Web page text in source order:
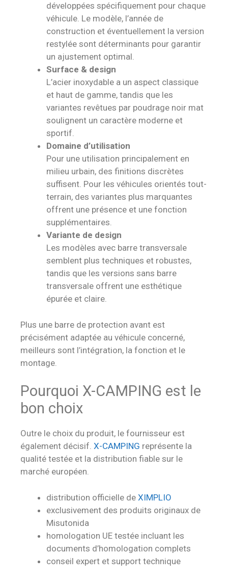
développées spécifiquement pour chaque
véhicule. Le modèle, l’année de
construction et éventuellement la version
restylée sont déterminants pour garantir
un ajustement optimal.
Surface & design
L’acier inoxydable a un aspect classique
et haut de gamme, tandis que les
variantes revêtues par poudrage noir mat
soulignent un caractère moderne et
sportif.
Domaine d’utilisation
Pour une utilisation principalement en
milieu urbain, des finitions discrètes
suffisent. Pour les véhicules orientés tout-
terrain, des variantes plus marquantes
offrent une présence et une fonction
supplémentaires.
Variante de design
Les modèles avec barre transversale
semblent plus techniques et robustes,
tandis que les versions sans barre
transversale offrent une esthétique
épurée et claire.
Plus une barre de protection avant est
précisément adaptée au véhicule concerné,
meilleurs sont l’intégration, la fonction et le
montage.
Pourquoi X-CAMPING est le
bon choix
Outre le choix du produit, le fournisseur est
également décisif. X-CAMPING représente la
qualité testée et la distribution fiable sur le
marché européen.
distribution officielle de XIMPLIO
exclusivement des produits originaux de
Misutonida
homologation UE testée incluant les
documents d’homologation complets
conseil expert et support technique